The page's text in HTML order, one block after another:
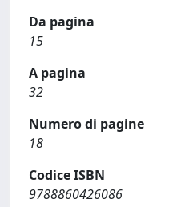
Da pagina
15
A pagina
32
Numero di pagine
18
Codice ISBN
9788860426086